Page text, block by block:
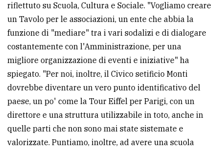
riflettuto su Scuola, Cultura e Sociale. "Vogliamo creare
un Tavolo per le associazioni, un ente che abbia la
funzione di "mediare" tra i vari sodalizi e di dialogare
costantemente con l'Amministrazione, per una
migliore organizzazione di eventi e iniziative" ha
spiegato. "Per noi, inoltre, il Civico setificio Monti
dovrebbe diventare un vero punto identificativo del
paese, un po' come la Tour Eiffel per Parigi, con un
direttore e una struttura utilizzabile in toto, anche in
quelle parti che non sono mai state sistemate e
valorizzate. Puntiamo, inoltre, ad avere una scuola